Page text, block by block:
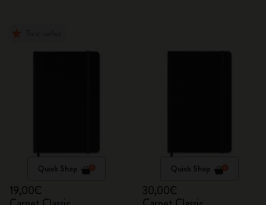
Quick Shop
19,00€
Quick Shop
30,00€